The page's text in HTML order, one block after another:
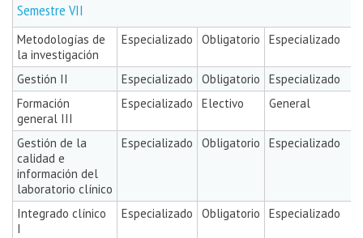
Semestre VII
Metodologías de
la investigación
Especializado Obligatorio Especializado
Gestión II Especializado Obligatorio Especializado
Formación
general III
Especializado Electivo General
Gestión de la
calidad e
información del
laboratorio clínico
Especializado Obligatorio Especializado
Integrado clínico
I
Especializado Obligatorio Especializado